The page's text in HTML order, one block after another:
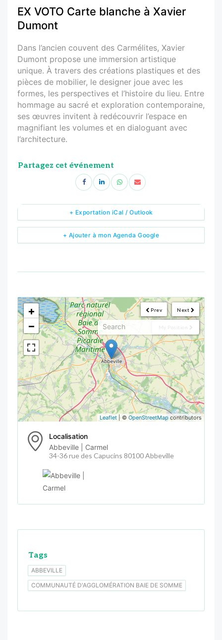
EX VOTO Carte blanche à Xavier
Dumont
Dans l’ancien couvent des Carmélites, Xavier
Dumont propose une immersion artistique
unique. À travers des créations plastiques et des
pièces de mobilier, le designer joue avec les
formes, les perspectives et l’histoire du lieu. Entre
hommage au sacré et exploration contemporaine,
ses œuvres invitent à redécouvrir l’espace en
magnifiant les volumes et en dialoguant avec
l’architecture.
Partagez cet événement
+ Ajouter à mon Agenda Google
+ Exportation iCal / Outlook
Next
Prev
My Position
<!---->
+
−
Leaflet | © OpenStreetMap contributors
Localisation
Abbeville | Carmel
34-36 rue des Capucins 80100 Abbeville
Tags
ABBEVILLE
COMMUNAUTÉ D'AGGLOMÉRATION BAIE DE SOMME